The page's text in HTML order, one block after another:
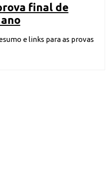
final de
e links para as provas